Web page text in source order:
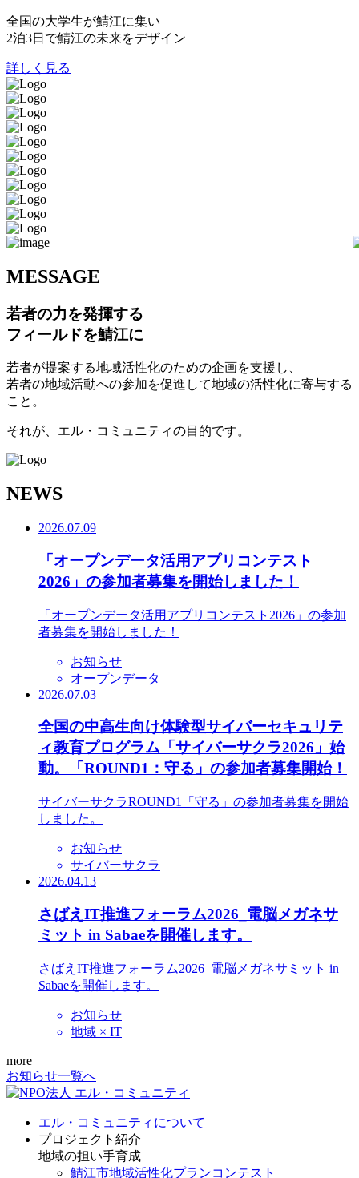
全国の大学生が鯖江に集い
2泊3日で鯖江の未来をデザイン
詳しく見る
MESSAGE
若者の力を発揮する
フィールドを鯖江に
若者が提案する地域活性化のための企画を支援し、
若者の地域活動への参加を促進して地域の活性化に寄与する
こと。
それが、エル・コミュニティの目的です。
NEWS
2026.07.09
「オープンデータ活用アプリコンテスト
2026」の参加者募集を開始しました！
「オープンデータ活用アプリコンテスト2026」の参加
者募集を開始しました！
お知らせ
オープンデータ
2026.07.03
全国の中高生向け体験型サイバーセキュリテ
ィ教育プログラム「サイバーサクラ2026」始
動。「ROUND1：守る」の参加者募集開始！
サイバーサクラROUND1「守る」の参加者募集を開始
しました。
お知らせ
サイバーサクラ
2026.04.13
さばえIT推進フォーラム2026_電脳メガネサ
ミット in Sabaeを開催します。
さばえIT推進フォーラム2026_電脳メガネサミット in
Sabaeを開催します。
お知らせ
地域 × IT
more
お知らせ一覧へ
エル・コミュニティについて
プロジェクト紹介
地域の担い手育成
鯖江市地域活性化プランコンテスト